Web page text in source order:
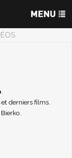
derniers films.